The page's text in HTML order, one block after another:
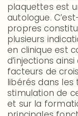
plaquettes est
autologue.
propres
plusieurs
en clinique est
d’injections
facteurs de
libérés dans les
stimulation de
et sur la